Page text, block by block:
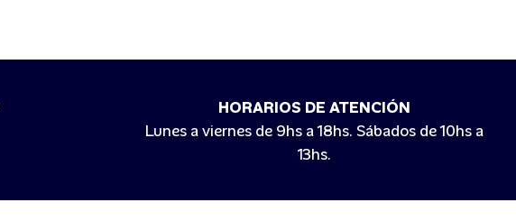
HORARIOS DE ATENCIÓN
Lunes a viernes de 9hs a 18hs. Sábados de 10hs a
13hs.